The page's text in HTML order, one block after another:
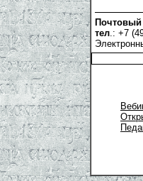
Почтовый
тел.: +7